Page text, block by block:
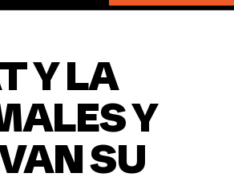
Y LA
Y
SU